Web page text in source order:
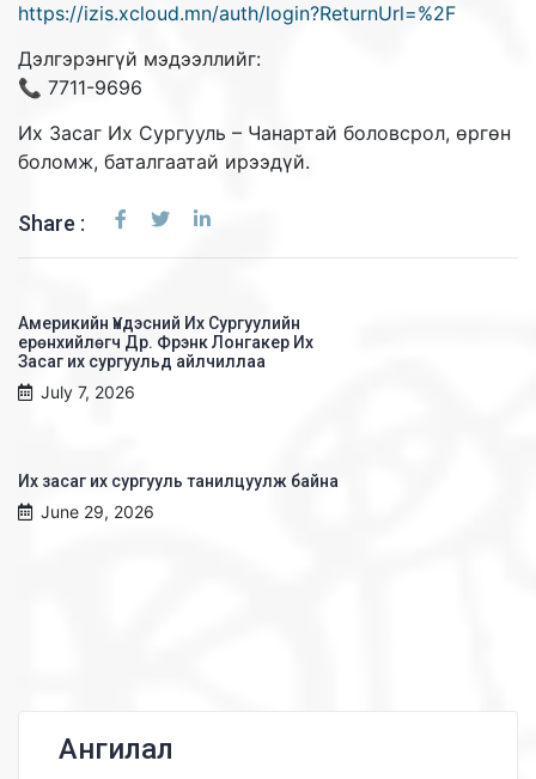
https://izis.xcloud.mn/auth/login?ReturnUrl=%2F
Дэлгэрэнгүй мэдээллийг:
📞 7711-9696
Их Засаг Их Сургууль – Чанартай боловсрол, өргөн
боломж, баталгаатай ирээдүй.
Share :
Америкийн Үндэсний Их Сургуулийн
ерөнхийлөгч Др. Фрэнк Лонгакер Их
Засаг их сургуульд айлчиллаа
July 7, 2026
Их засаг их сургууль танилцуулж байна
June 29, 2026
Ангилал